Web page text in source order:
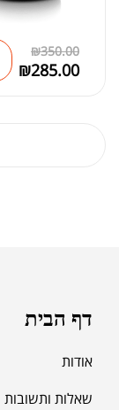
₪350.00
₪285.00
דף הבית
אודות
שאלות ותשובות